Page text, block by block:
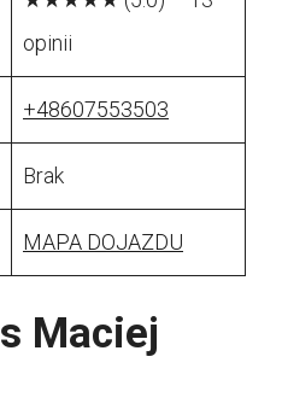
opinii
+48607553503
Brak
MAPA DOJAZDU
Maciej